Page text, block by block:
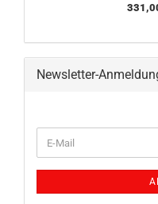
Newsletter-
ZUR
E-
Mail